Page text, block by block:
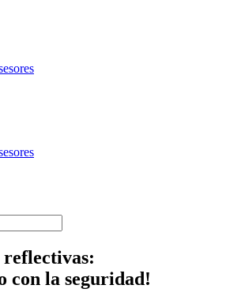
reflectivas:
con la seguridad!